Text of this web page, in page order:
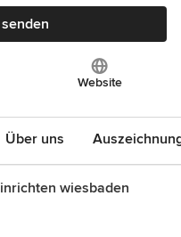
Website
Über uns
wiesbaden